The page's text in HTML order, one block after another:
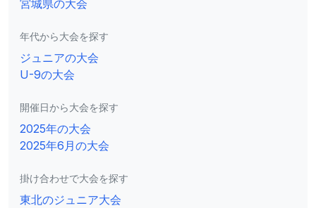
宮城県の大会
年代から大会を探す
ジュニアの大会
U-9の大会
開催日から大会を探す
2025年の大会
2025年6月の大会
掛け合わせで大会を探す
東北のジュニア大会